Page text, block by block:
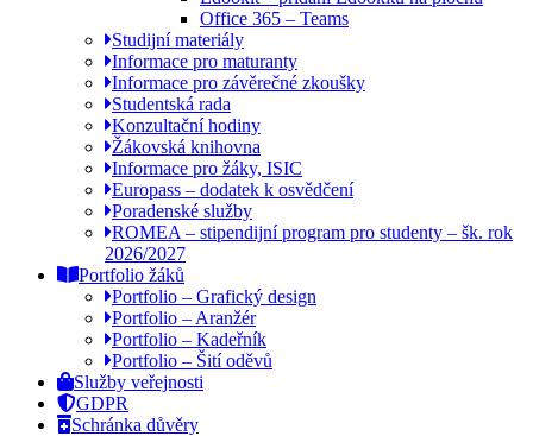
Office 365 – Teams
Studijní materiály
Informace pro maturanty
Informace pro závěrečné zkoušky
Studentská rada
Konzultační hodiny
Žákovská knihovna
Informace pro žáky, ISIC
Europass – dodatek k osvědčení
Poradenské služby
ROMEA – stipendijní program pro studenty – šk. rok
2026/2027
Portfolio žáků
Portfolio – Grafický design
Portfolio – Aranžér
Portfolio – Kadeřník
Portfolio – Šití oděvů
Služby veřejnosti
GDPR
Schránka důvěry